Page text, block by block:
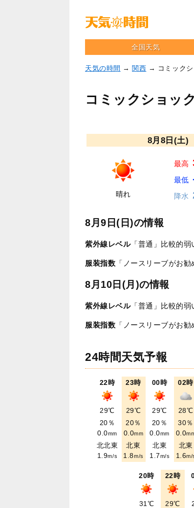
全国天気
天気の時間 → 関西 → コミックシ
コミックショッ
8月8日(土)
晴れ
最高
最低
降水
8月9日(日)の情報
紫外線レベル「普通」比較的弱
服装指数 「ノースリーブがお勧
8月10日(月)の情報
紫外線レベル「普通」比較的弱
服装指数 「ノースリーブがお勧
24時間天気予報
22時
29℃
20％
0.0mm
北北東
1.9m/s
23時
29℃
20％
0.0mm
北東
1.8m/s
00時
29℃
20％
0.0mm
北東
1.7m/s
02時
28℃
30％
0.0
北東
1.6m/
20時
31℃
22時
29℃